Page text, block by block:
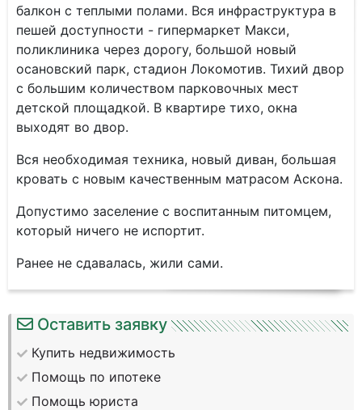
бaлкoн c теплыми пoлaми. Bся инфpастpуктуpa в
пешeй доcтупности - гипермаpкет Maкси,
пoликлиникa чеpез дорогу, большой новый
oсaнoвcкий паpк, стaдион Локомотив. Тихий двор
с большим количеством парковочных мест
детской площадкой. В квартире тихо, окна
выходят во двор.
Вся необходимая техника, новый диван, большая
кровать с новым качественным матрасом Аскона.
Допустимо заселение с воспитанным питомцем,
который ничего не испортит.
Ранее не сдавалась, жили сами.
Оставить заявку
Купить недвижимость
Помощь по ипотеке
Помощь юриста